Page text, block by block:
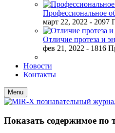
Профессиональное
март 22, 2022 - 2097
Отличие протеза и
фев 21, 2022 - 1816
Новости
Контакты
Menu
Показать содержимое по